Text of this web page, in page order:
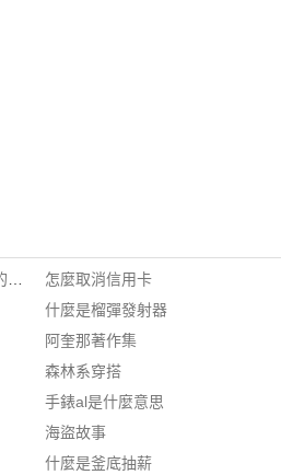
傳世奇書怎麼取消信用卡
什麼是榴彈發射器
阿奎那著作集
森林系穿搭
手錶al是什麼意思
海盜故事
什麼是釜底抽薪